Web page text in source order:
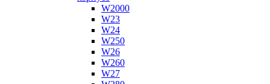
W2000
W23
W24
W250
W26
W260
W27